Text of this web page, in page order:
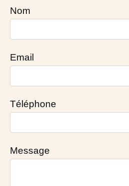
Nom
Email
Téléphone
Message